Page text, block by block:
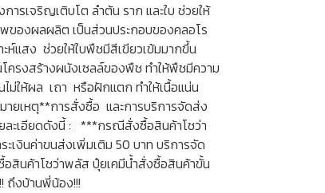
ารเจริญเติบโต ลำต้น ราก และใบ ช่วยให้
องผลผลิต เป็นส่วนประกอบของคลอโร
ห์แสง ช่วยให้ใบพืชมีสีเขียวเข้มมากขึ้น
ครงสร้างผนังเซลล์ของพืช ทำให้พืชมีความ
ม่ให้ผล เถา หรือฝักแตก ทำให้เนื้อแน่น
ยเหตุ**การสั่งซื้อ และการบริการจัดส่ง
ละเอียดดังนี้ : ***กรณีสั่งซื้อสินค้าโชว่า
เงินค่าขนส่งเพิ่มเติม 50 บาท บริการจัด
นค้าโชว่าพลัส ปุ๋ยเคมีน้ำสั่งซื้อสินค้าขั้น
ถึงบ้านพี่น้อง!!!